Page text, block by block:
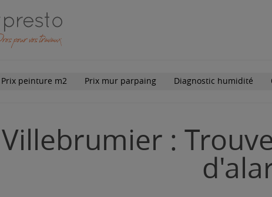
Prix peinture m2 Prix mur parpaing Diagnostic humidité
Villebrumier :